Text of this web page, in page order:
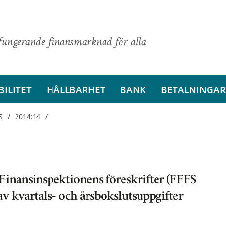
finansmarknad för alla
HÅLLBARHET BANK BETALNINGAR
2014:14
föreskrifter (FFFS
kvartals- och årsbokslutsuppgifter